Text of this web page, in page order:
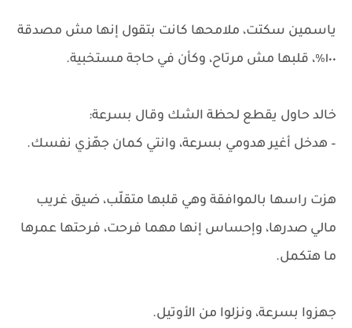
ياسمين سكتت، ملامحها كانت بتقول إنها مش مصدقة
١٠٠٪، قلبها مش مرتاح، وكأن في حاجة مستخبية.
خالد حاول يقطع لحظة الشك وقال بسرعة:
– هدخل أغير هدومي بسرعة، وانتي كمان جهّزي نفسك.
هزت راسها بالموافقة وهي قلبها متقلّب، ضيق غريب
مالي صدرها، وإحساس إنها مهما فرحت، فرحتها عمرها
ما هتكمل.
جهزوا بسرعة، ونزلوا من الأوتيل.